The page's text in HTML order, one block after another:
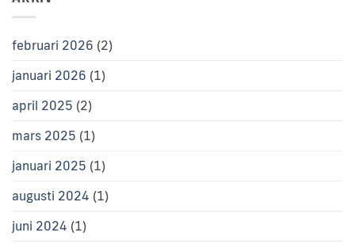
februari 2026 (2)
januari 2026 (1)
april 2025 (2)
mars 2025 (1)
januari 2025 (1)
augusti 2024 (1)
juni 2024 (1)